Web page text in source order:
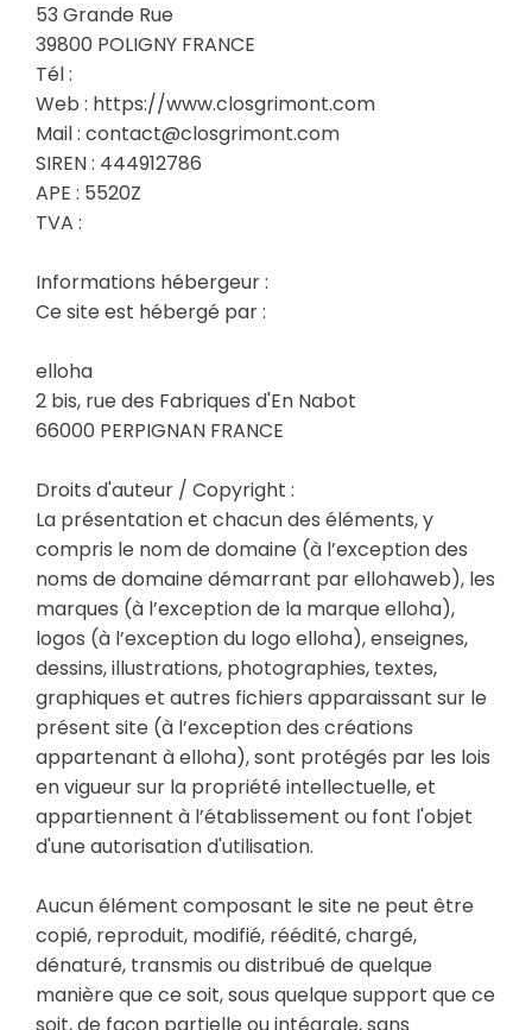
53 Grande Rue
39800 POLIGNY FRANCE
Tél :
Web : https://www.closgrimont.com
Mail : contact@closgrimont.com
SIREN : 444912786
APE : 5520Z
TVA :
Informations hébergeur :
Ce site est hébergé par :
elloha
2 bis, rue des Fabriques d'En Nabot
66000 PERPIGNAN FRANCE
Droits d'auteur / Copyright :
La présentation et chacun des éléments, y
compris le nom de domaine (à l’exception des
noms de domaine démarrant par ellohaweb), les
marques (à l’exception de la marque elloha),
logos (à l’exception du logo elloha), enseignes,
dessins, illustrations, photographies, textes,
graphiques et autres fichiers apparaissant sur le
présent site (à l’exception des créations
appartenant à elloha), sont protégés par les lois
en vigueur sur la propriété intellectuelle, et
appartiennent à l’établissement ou font l'objet
d'une autorisation d'utilisation.
Aucun élément composant le site ne peut être
copié, reproduit, modifié, réédité, chargé,
dénaturé, transmis ou distribué de quelque
manière que ce soit, sous quelque support que ce